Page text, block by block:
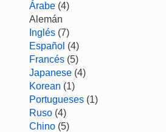
Árabe (4)
Alemán
Inglés (7)
Español (4)
Francés (5)
Japanese (4)
Korean (1)
Portugueses (1)
Ruso (4)
Chino (5)